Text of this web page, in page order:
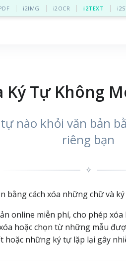
i2IMG i2OCR i2TEXT
Ký Tự Không
nào khỏi văn bản
riêng bạn
✧
bằng cách xóa những chữ và
online miễn phí, cho phép
hoặc chọn từ những mẫu
hoặc những ký tự lặp lại gây